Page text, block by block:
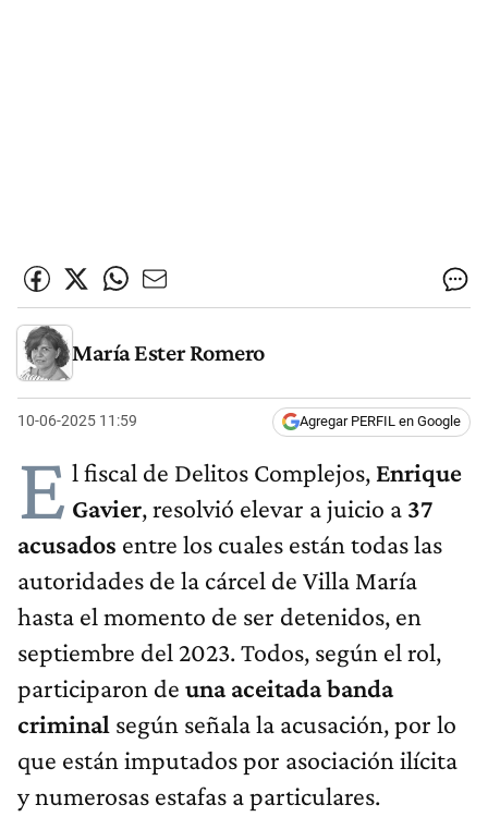
María Ester Romero
10-06-2025 11:59 Agregar PERFIL en Google
E l fiscal de Delitos Complejos, Enrique
Gavier, resolvió elevar a juicio a 37
acusados entre los cuales están todas las
autoridades de la cárcel de Villa María
hasta el momento de ser detenidos, en
septiembre del 2023. Todos, según el rol,
participaron de una aceitada banda
criminal según señala la acusación, por lo
que están imputados por asociación ilícita
y numerosas estafas a particulares.